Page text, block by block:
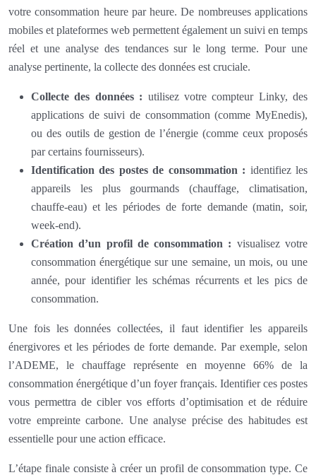
votre consommation heure par heure. De nombreuses applications
mobiles et plateformes web permettent également un suivi en temps
réel et une analyse des tendances sur le long terme. Pour une
analyse pertinente, la collecte des données est cruciale.
Collecte des données : utilisez votre compteur Linky, des
applications de suivi de consommation (comme MyEnedis),
ou des outils de gestion de l’énergie (comme ceux proposés
par certains fournisseurs).
Identification des postes de consommation : identifiez les
appareils les plus gourmands (chauffage, climatisation,
chauffe-eau) et les périodes de forte demande (matin, soir,
week-end).
Création d’un profil de consommation : visualisez votre
consommation énergétique sur une semaine, un mois, ou une
année, pour identifier les schémas récurrents et les pics de
consommation.
Une fois les données collectées, il faut identifier les appareils
énergivores et les périodes de forte demande. Par exemple, selon
l’ADEME, le chauffage représente en moyenne 66% de la
consommation énergétique d’un foyer français. Identifier ces postes
vous permettra de cibler vos efforts d’optimisation et de réduire
votre empreinte carbone. Une analyse précise des habitudes est
essentielle pour une action efficace.
L’étape finale consiste à créer un profil de consommation type. Ce